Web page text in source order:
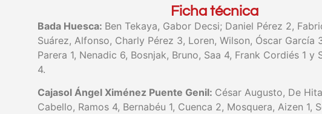
Ficha técnica
Bada Huesca: Ben Tekaya, Gabor Decsi; Daniel Pérez 2,
Suárez, Alfonso, Charly Pérez 3, Loren, Wilson, Óscar García
Parera 1, Nenadic 6, Bosnjak, Bruno, Saa 4, Frank Cordiés 1 y
4.
Cajasol Ángel Ximénez Puente Genil: César Augusto, De
Cabello, Ramos 4, Bernabéu 1, Cuenca 2, Mosquera, Aizen 1,